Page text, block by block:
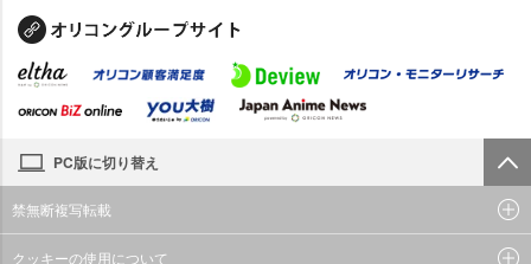
PC版に切り替え
禁無断複写転載
クッキーの使用について